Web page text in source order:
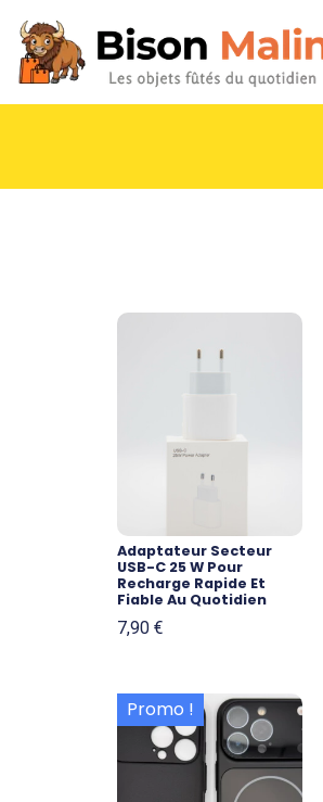
Adaptateur Secteur
USB-C 25 W Pour
Recharge Rapide Et
Fiable Au Quotidien
7,90 €
Promo !